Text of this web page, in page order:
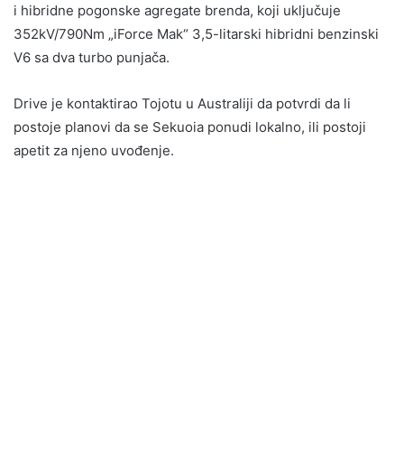
i hibridne pogonske agregate brenda, koji uključuje
352kV/790Nm „iForce Mak“ 3,5-litarski hibridni benzinski
V6 sa dva turbo punjača.
Drive je kontaktirao Tojotu u Australiji da potvrdi da li
postoje planovi da se Sekuoia ponudi lokalno, ili postoji
apetit za njeno uvođenje.